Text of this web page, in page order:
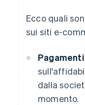
Ecco quali
sui siti e-
dalla
momento.